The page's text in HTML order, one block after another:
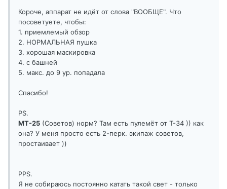
Короче, аппарат не идёт от слова "ВООБЩЕ". Что
посоветуете, чтобы:
1. приемлемый обзор
2. НОРМАЛЬНАЯ пушка
3. хорошая маскировка
4. с башней
5. макс. до 9 ур. попадала
Спасибо!
PS.
МТ-25 (Советов) норм? Там есть пулемёт от Т-34 )) как
она? У меня просто есть 2-перк. экипаж советов,
простаивает ))
PPS.
Я не собираюсь постоянно катать такой свет - только